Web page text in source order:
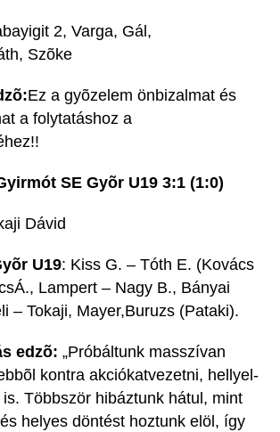
2, Varga, Gál,
Szõke
Ez a gyõzelem önbizalmat és
a folytatáshoz a
SE Gyõr U19 3:1 (1:0)
Dávid
U19: Kiss G. – Tóth E. (Kovács
Lampert – Nagy B., Bányai
– Tokaji, Mayer,Buruzs (Pataki).
edzõ: „Próbáltunk masszívan
kontra akciókatvezetni, hellyel-
Többször hibáztunk hátul, mint
helyes döntést hoztunk elöl, így